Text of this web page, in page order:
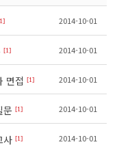
2014-10-01
[1] 2014-10-01
면접 [1] 2014-10-01
문 [1] 2014-10-01
사 [1] 2014-10-01